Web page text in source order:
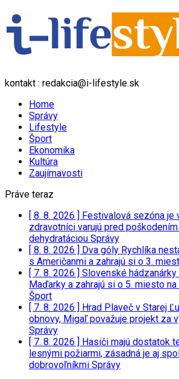
kontakt : redakcia@i-lifestyle.sk
Home
Správy
Lifestyle
Šport
Ekonomika
Kultúra
Zaujímavosti
Práve teraz
[ 8. 8. 2026 ] Festivalová sezóna je
zdravotníci varujú pred
dehydratáciou Správy
[ 8. 8. 2026 ] Dva góly Rychlíka
s Američanmi a zahrajú si o 3.
[ 7. 8. 2026 ] Slovenské
Maďarky a zahrajú si o 5. miesto
Šport
[ 7. 8. 2026 ] Hrad Plaveč v Starej
obnovy, Migaľ považuje projekt za
Správy
[ 7. 8. 2026 ] Hasiči majú dostatok
lesnými požiarmi, zásadná je aj
dobrovoľníkmi Správy